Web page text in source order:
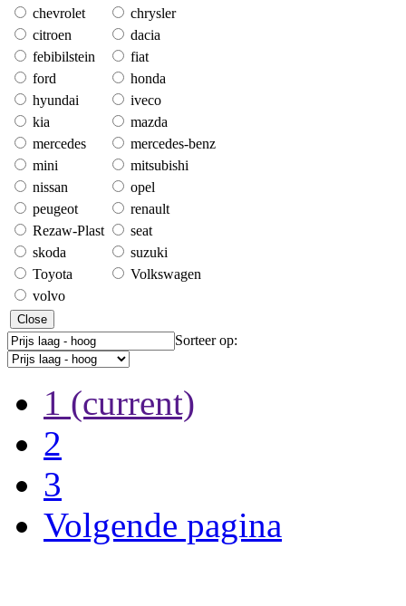
chevrolet
chrysler
citroen
dacia
febibilstein
fiat
ford
honda
hyundai
iveco
kia
mazda
mercedes
mercedes-benz
mini
mitsubishi
nissan
opel
peugeot
renault
Rezaw-Plast
seat
skoda
suzuki
Toyota
Volkswagen
volvo
Close
Sorteer op:
1 (current)
2
3
Volgende pagina